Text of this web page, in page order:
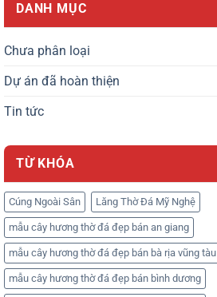
DANH MỤC
Chưa phân loại
Dự án đã hoàn thiện
Tin tức
TỪ KHÓA
Cúng Ngoài Sân Lăng Thờ Đá Mỹ Nghệ
mẫu cây hương thờ đá đẹp bán an giang
mẫu cây hương thờ đá đẹp bán bà rịa vũng tàu
mẫu cây hương thờ đá đẹp bán bình dương